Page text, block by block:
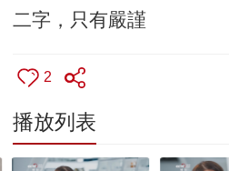
二字，只有嚴謹
2
播放列表